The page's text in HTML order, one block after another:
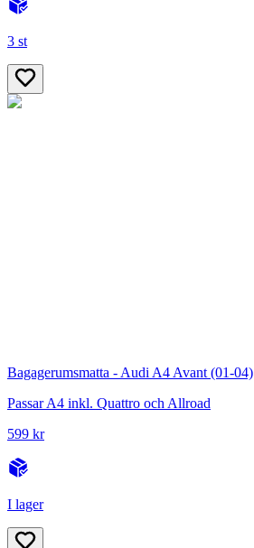
3 st
Bagagerumsmatta - Audi A4 Avant (01-04)
Passar A4 inkl. Quattro och Allroad
599 kr
I lager